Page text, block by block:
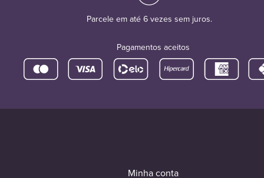
Parcele em até 6 vezes sem juros.
Pagamentos aceitos
Minha conta